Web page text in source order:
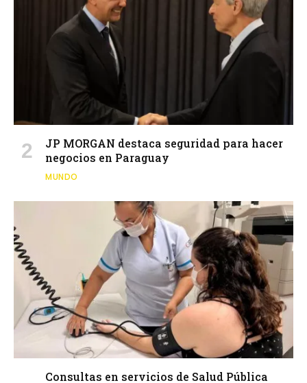
JP MORGAN destaca seguridad para hacer
negocios en Paraguay
MUNDO
Consultas en servicios de Salud Pública